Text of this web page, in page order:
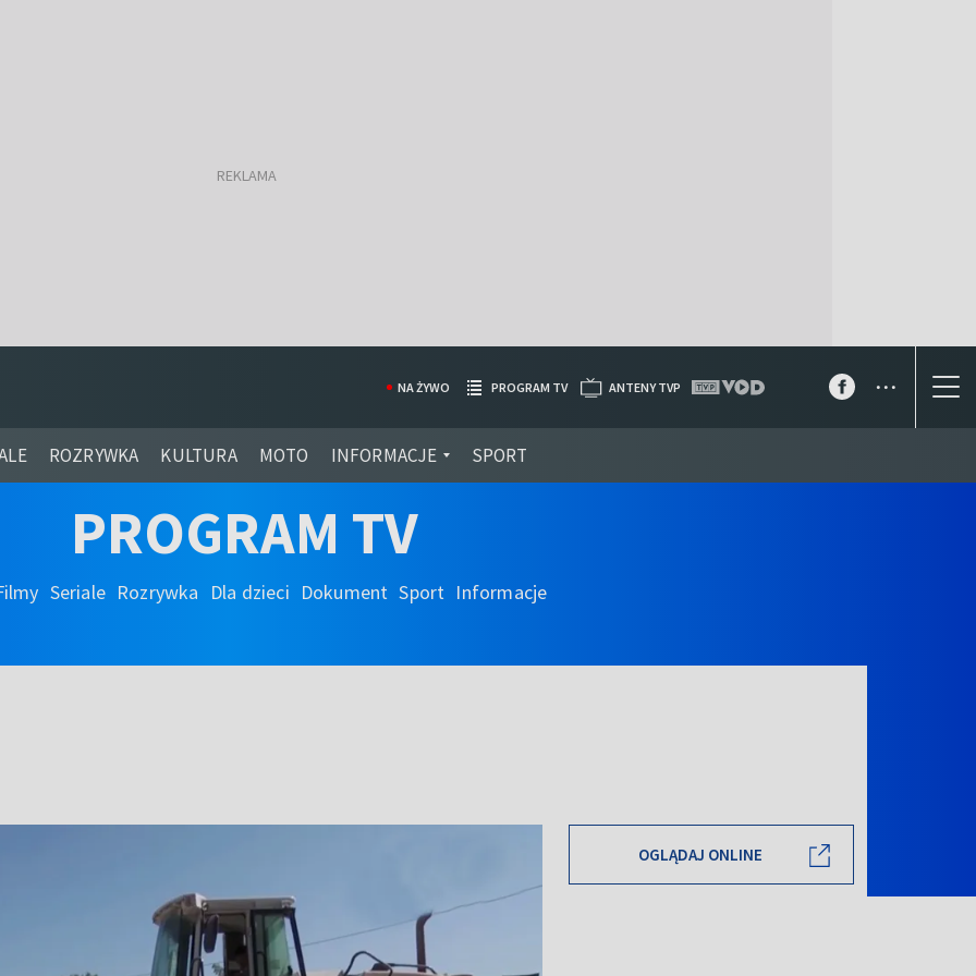
ROZRYWKA KULTURA MOTO INFORMACJE SPORT
NA ŻYWO PROGRAM TV ANTENY TVP ...
PROGRAM TV
Seriale Rozrywka Dla dzieci Dokument Sport Informacje
OGLĄDAJ ONLINE